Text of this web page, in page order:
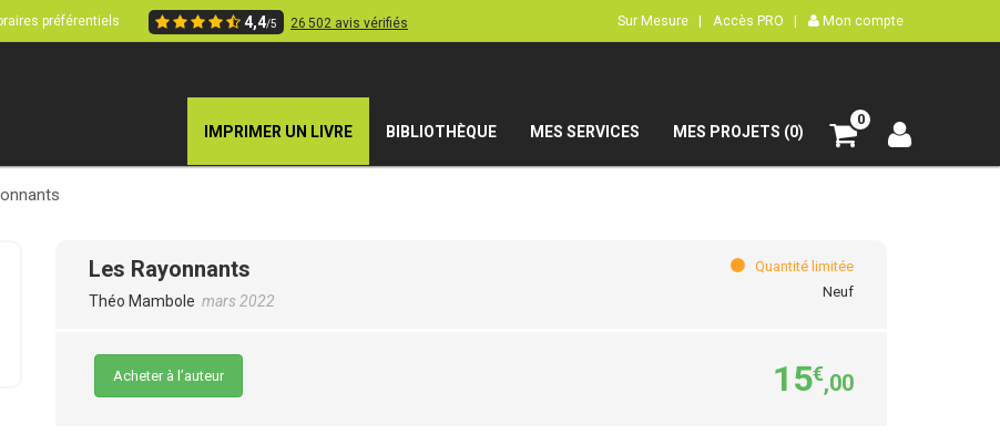
préférentiels 4,4/5 26 502 avis vérifiés Sur Mesure | Accès PRO | Mon compte
IMPRIMER UN LIVRE BIBLIOTHÈQUE MES SERVICES MES PROJETS (0)
0
Les Rayonnants
Théo Mambole mars 2022
Quantité limitée
Neuf
Acheter à l’auteur 15€,00